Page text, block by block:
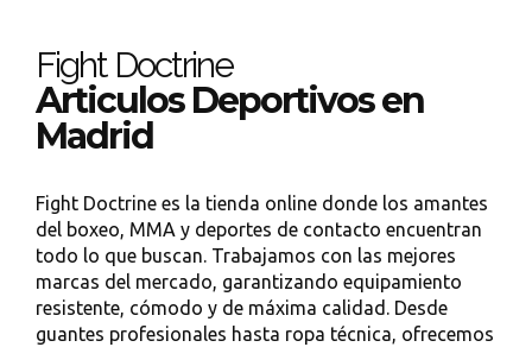
Fight Doctrine
Articulos Deportivos en
Madrid
Fight Doctrine es la tienda online donde los amantes
del boxeo, MMA y deportes de contacto encuentran
todo lo que buscan. Trabajamos con las mejores
marcas del mercado, garantizando equipamiento
resistente, cómodo y de máxima calidad. Desde
guantes profesionales hasta ropa técnica, ofrecemos